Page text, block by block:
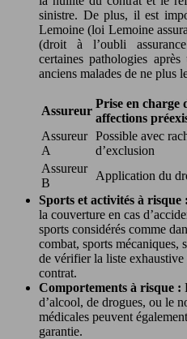
sinistre. De plus, il est
Lemoine (loi Lemoine
(droit à l’oubli
certaines pathologies
anciens malades de ne plus
Assureur
Prise en charge
affections
Assureur
A
Possible avec
d’exclusion
Assureur
B
Application du
Sports et activités à risque :
la couverture en cas
sports considérés comme
combat, sports mécaniques,
de vérifier la liste
contrat.
Comportements à risque :
d’alcool, de drogues, ou le
médicales peuvent
garantie.